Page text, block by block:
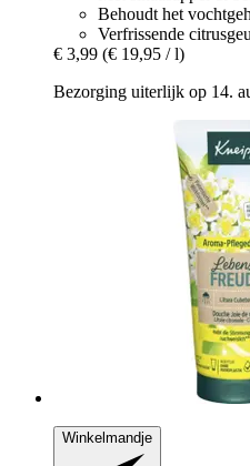
Behoudt het
Verfrissende
€ 3,99 (€ 19,95 / l)
Bezorging uiterlijk op 14.
Winkelmandje